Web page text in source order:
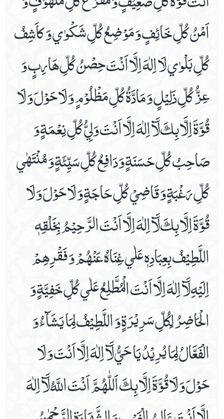
اَمْنُ كُلِّ خَائِفٍ وَ مَوْضِعُ كُلِّ شَكْوٰي وَ كاَشِفُ
كُلِّ بَلْوٰي لَا اِلٰهَ اِلَّا اَنْتَ حِصْنُ كُلِّ هَارِبٍ وَ
عِزُّ كُلِّ ذَلِيْلٍ وَ مَادَّةُ كُلِّ مَظْلُوْمٍ وَ لَا حَوْلَ وَ لَا
قُوَّةَ اِلَّا بِكَ لَآ اِلٰهَ اِلَّا اَنْتَ وَلِيُّ كُلِّ نِعْمَةٍ وَ
صَاحِبُ كُلِّ حَسَنَةٍ وَ دَافِعُ كُلِّ سَيِّئَةٍ وَ مُنْتَهٰي
كُلِّ رَغْبَةٍ وَ قَاضِيْ كُلِّ حَاجَةٍ وَ لَا حَوْلَ وَ لَا
قُوَّةَ اِلَّا بِكَ لَآ اِلٰهَ اِلَّا اَنْتَ الرَّحِيْمُ بِخَلْقِهٖ
اللَّطِيْفُ بِعِبَادِهٖ عَلٰي غِنَاهُ عَنْهُمْ وَ فَقْرِهِمْ
اِلَيْهِ لَآ اِلٰهَ اِلَّا اَنْتَ الْمُطَّلِعُ عَلٰي كُلِّ خَفِيَّةٍ وَ
الْحَاضِرُ لِكُلِّ سَرِيْرَةٍ وَ اللَّطِيْفُ لِمَا يَشَآءُ وَ
الْفَعَّالُ لِمَا يُرِيْدُ يَا حَيُّ لَآ اِلٰهَ اِلَّا اَنْتَ وَ لَا
حَوْلَ وَ لَا قُوَّةَ اِلَّا بِكَ اَللّٰهُمَّ اَنْتَ اللَّهُ لَآ اِلٰهَ